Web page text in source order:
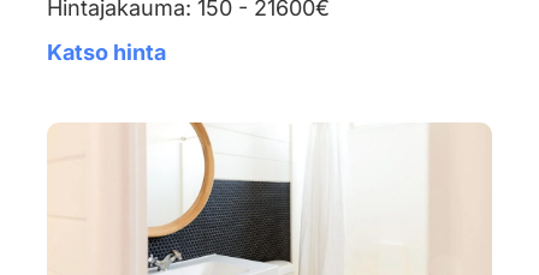
Hintajakauma: 150 - 21600€
Katso hinta